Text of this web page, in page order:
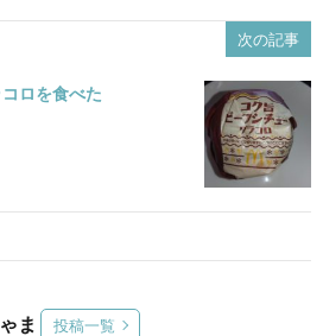
次の記事
ロを食べた
ま 投稿一覧